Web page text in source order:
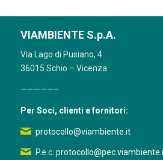
VIAMBIENTE S.p.A.
Via Lago di Pusiano, 4
36015 Schio – Vicenza
—————–
Per Soci, clienti e fornitori:
protocollo@viambiente.it
P.e.c.